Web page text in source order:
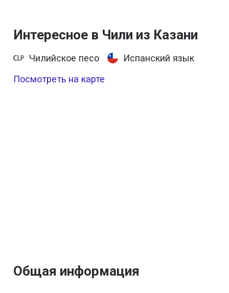
Интересное в Чили из Казани
Чилийское песо
Испанский язык
Посмотреть на карте
Общая информация